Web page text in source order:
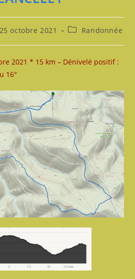
25 octobre 2021
PostRandonnée
2021 * 15 km – Dénivelé positif :
16°